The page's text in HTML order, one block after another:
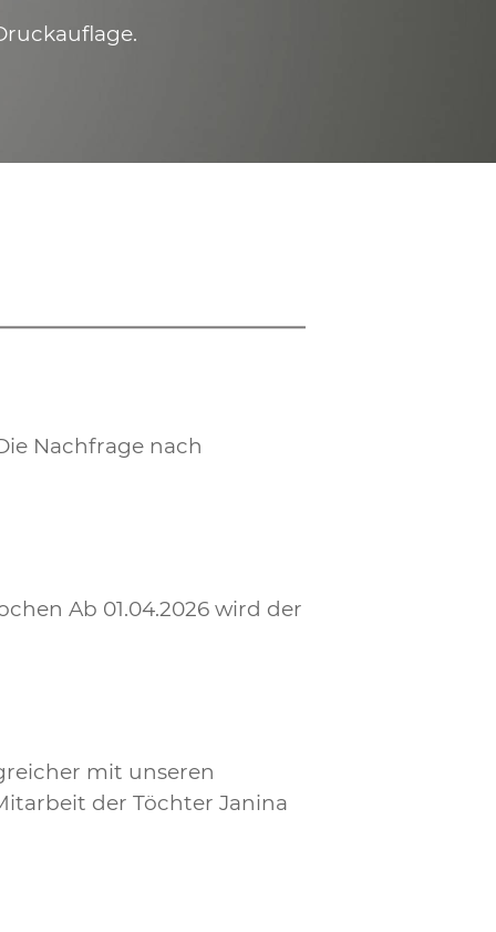
Nachfrage nach
Ab 01.04.2026 wird der
mit unseren
der Töchter Janina